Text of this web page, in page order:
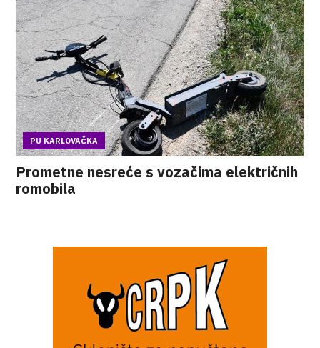
PU KARLOVAČKA
Prometne nesreće s vozačima električnih
romobila